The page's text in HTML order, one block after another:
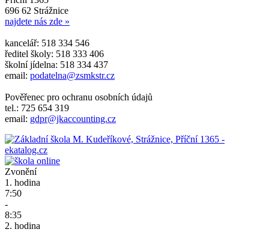
696 62 Strážnice
najdete nás zde »
kancelář: 518 334 546
ředitel školy: 518 333 406
školní jídelna: 518 334 437
email: podatelna@zsmkstr.cz
Pověřenec pro ochranu osobních údajů
tel.: 725 654 319
email: gdpr@jkaccounting.cz
Zvonění
1. hodina
7:50
-
8:35
2. hodina